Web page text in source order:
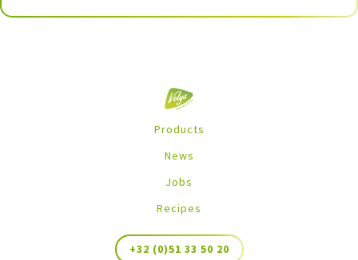
Products
News
Jobs
Recipes
+32 (0)51 33 50 20